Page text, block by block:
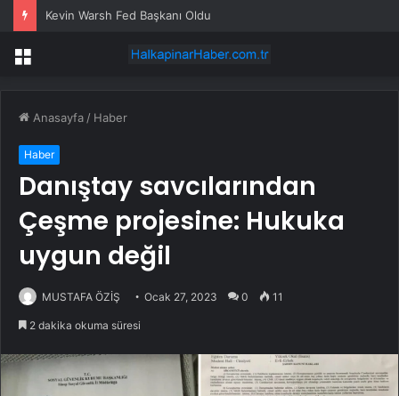
Kevin Warsh Fed Başkanı Oldu
Menü
Anasayfa / Haber
Haber
Danıştay savcılarından
Çeşme projesine: Hukuka
uygun değil
MUSTAFA ÖZİŞ Ocak 27, 2023 0 11
2 dakika okuma süresi